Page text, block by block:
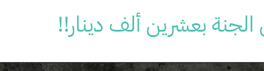
بعشرين ألف دينار!!